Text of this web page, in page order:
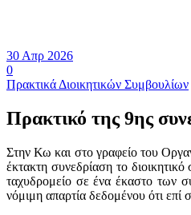
30 Απρ 2026
0
Πρακτικά Διοικητικών Συμβουλίων
Πρακτικό της 9ης
Στην Κω και στο γραφείο του
έκτακτη συνεδρίαση το
ταχυδρομείο σε ένα έκαστο των
νόμιμη απαρτία δεδομένου ότι